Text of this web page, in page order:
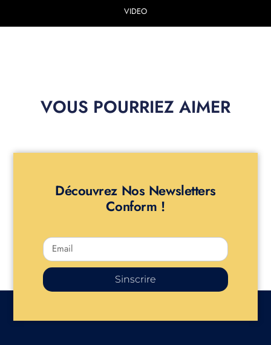
VIDEO
VOUS POURRIEZ AIMER
Découvrez Nos Newsletters
Conform !
Sinscrire